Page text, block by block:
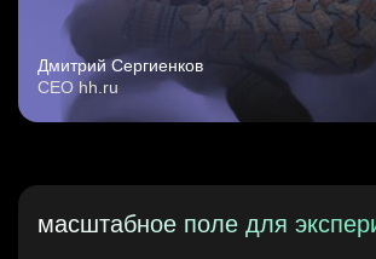
Дмитрий Сергиенков
CEO hh.ru
масштабное поле для